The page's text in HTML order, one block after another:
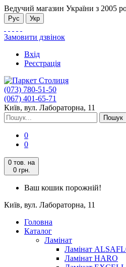
Ведучий магазин України з 2005
Рус Укр
Замовити дзвінок
Вхід
Реєстрація
(073) 780-51-50
(067) 401-65-71
Київ, вул. Лабораторна, 11
Пошук
0
0
0 тов. на
0 грн.
Ваш кошик порожній!
Київ, вул. Лабораторна, 11
Головна
Каталог
Ламінат
Ламінат
Ламінат HARO